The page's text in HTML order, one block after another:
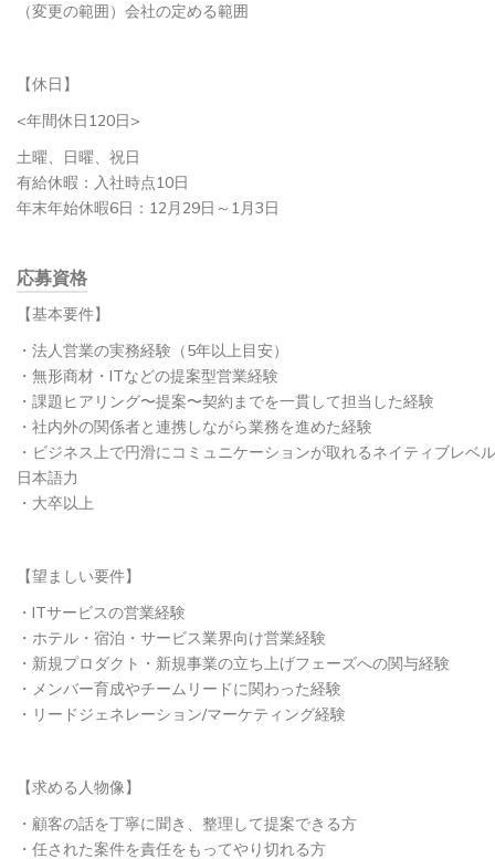
（変更の範囲）会社の定める範囲
【休日】
<年間休日120日>
土曜、日曜、祝日
有給休暇：入社時点10日
年末年始休暇6日：12月29日～1月3日
応募資格
【基本要件】
・法人営業の実務経験（5年以上目安）
・無形商材・ITなどの提案型営業経験
・課題ヒアリング〜提案〜契約までを一貫して担当した経験
・社内外の関係者と連携しながら業務を進めた経験
・ビジネス上で円滑にコミュニケーションが取れるネイティブレベ
日本語力
・大卒以上
【望ましい要件】
・ITサービスの営業経験
・ホテル・宿泊・サービス業界向け営業経験
・新規プロダクト・新規事業の立ち上げフェーズへの関与経験
・メンバー育成やチームリードに関わった経験
・リードジェネレーション/マーケティング経験
【求める人物像】
・顧客の話を丁寧に聞き、整理して提案できる方
・任された案件を責任をもってやり切れる方